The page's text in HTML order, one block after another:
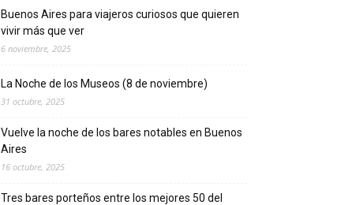
Buenos Aires para viajeros curiosos que quieren
vivir más que ver
6 noviembre, 2025
La Noche de los Museos (8 de noviembre)
31 octubre, 2025
Vuelve la noche de los bares notables en Buenos
Aires
16 octubre, 2025
Tres bares porteños entre los mejores 50 del